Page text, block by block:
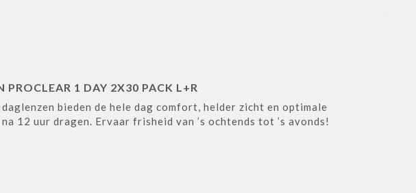
PROCLEAR 1 DAY 2X30 PACK L+R
bieden de hele dag comfort, helder zicht en optimale
12 uur dragen. Ervaar frisheid van ’s ochtends tot ’s avonds!